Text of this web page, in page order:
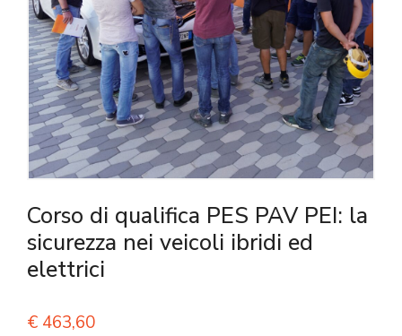
Corso di qualifica PES PAV PEI: la
sicurezza nei veicoli ibridi ed
elettrici
€ 463,60